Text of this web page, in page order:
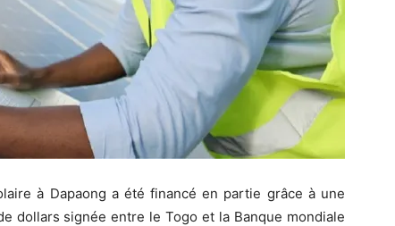
à Dapaong a été financé en partie grâce à une
dollars signée entre le Togo et la Banque mondiale